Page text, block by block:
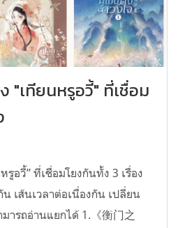
"เทียนหรูอวี้" ที่เชื่อม
รูอวี้” ที่เชื่อมโยงกันทั้ง 3 เรื่อง
เส้นเวลาต่อเนื่องกัน เปลี่ยน
ารถอ่านแยกได้ 1.《衡门之